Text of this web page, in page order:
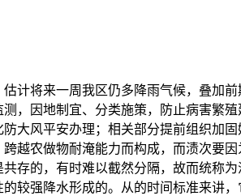
将来一周我区仍多降雨气候，叠加前
，因地制宜、分类施策，防止病害繁
大风平安办理；相关部分提前组织加
越农做物耐淹能力而构成，而渍次要
存的，有时难以截然分隔，故而统称
较强降水形成的。从的时间标准来讲